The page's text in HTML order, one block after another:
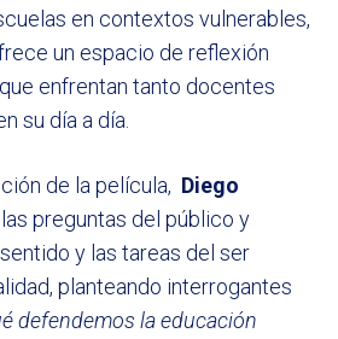
en contextos vulnerables,
un espacio de reflexión
enfrentan tanto docentes
su día a día.
de la película, Diego
preguntas del público y
y las tareas del ser
planteando interrogantes
defendemos la educación